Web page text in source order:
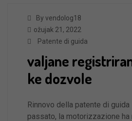
By vendolog18
ožujak 21, 2022
Patente di guida
valjane
ke dozvole
Rinnovo della patente di guida
passato, la motorizzazione ha